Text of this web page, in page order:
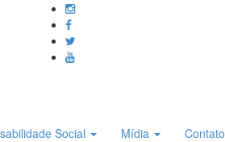
Social Mídia Contato